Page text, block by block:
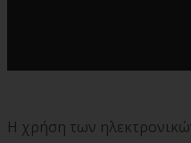
Η χρήση των